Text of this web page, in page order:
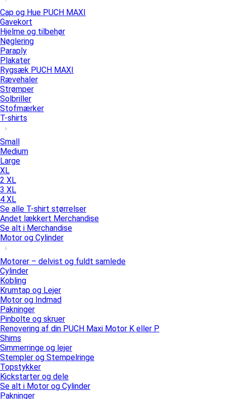
Cap og Hue PUCH MAXI
Gavekort
Hjelme og tilbehør
Nøglering
Paraply
Plakater
Rygsæk PUCH MAXI
Rævehaler
Strømper
Solbriller
Stofmærker
T-shirts
Small
Medium
Large
XL
2 XL
3 XL
4 XL
Se alle T-shirt størrelser
Andet lækkert Merchandise
Se alt i Merchandise
Motor og Cylinder
Motorer – delvist og fuldt samlede
Cylinder
Kobling
Krumtap og Lejer
Motor og Indmad
Pakninger
Pinbolte og skruer
Renovering af din PUCH Maxi Motor K eller P
Shims
Simmerringe og lejer
Stempler og Stempelringe
Topstykker
Kickstarter og dele
Se alt i Motor og Cylinder
Pakninger